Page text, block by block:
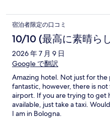
宿泊者限定の口コミ
10/10 (最高に素晴ら
2026 年 7 月 9 日
Google で翻訳
Amazing hotel. Not just for the
fantastic, however, there is
airport. If you are trying to get
available, just take a taxi.
I am in Bologna.